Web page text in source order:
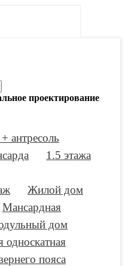
проектирование
антресоль
1.5 этажа
Жилой дом
Мансардная
дом
односкатная
пояса